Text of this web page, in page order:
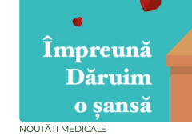
NOUTĂȚI MEDICALE